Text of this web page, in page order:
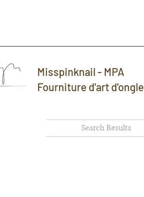
Misspinknail - MPA
Fourniture d'art d'ongle
Search Results